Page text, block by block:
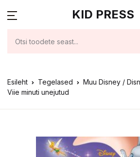
KID PRESS
Esileht Tegelased Muu Disney /
Viie minuti unejutud